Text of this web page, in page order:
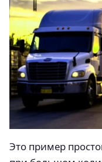
Это пример